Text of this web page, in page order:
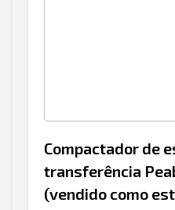
Compactador de
transferência
(vendido como